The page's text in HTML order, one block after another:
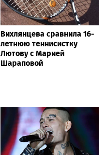
Вихлянцева сравнила 16-
летнюю теннисистку
Лютову с Марией
Шараповой